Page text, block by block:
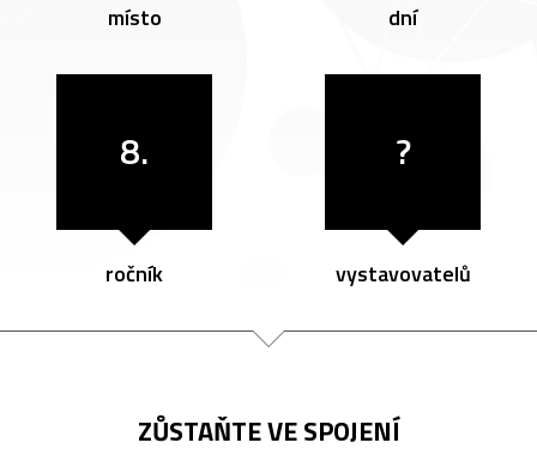
místo dní
8.
ročník
?
vystavovatelů
ZŮSTAŇTE VE SPOJENÍ